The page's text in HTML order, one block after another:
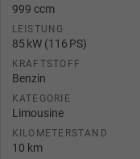
999 ccm
LEISTUNG
85 kW (116 PS)
KRAFTSTOFF
Benzin
KATEGORIE
Limousine
KILOMETERSTAND
10 km